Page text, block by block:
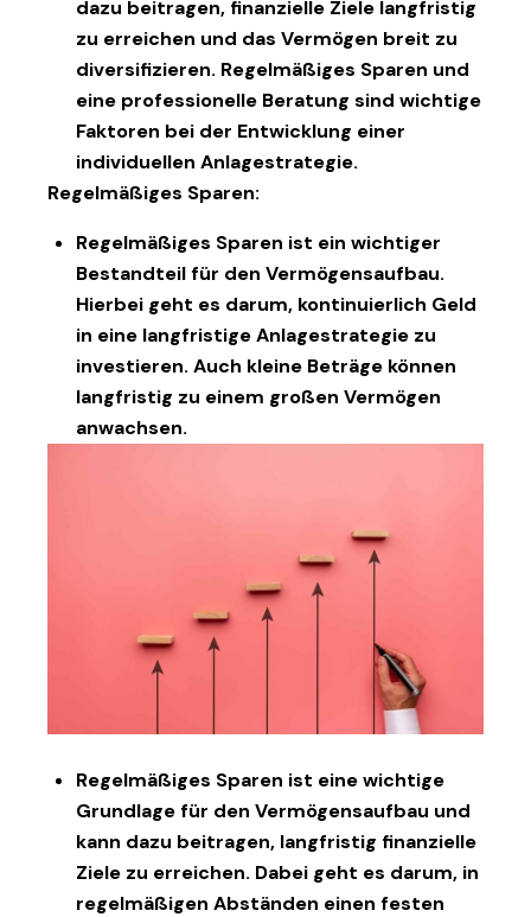
dazu beitragen, finanzielle Ziele langfristig
zu erreichen und das Vermögen breit zu
diversifizieren. Regelmäßiges Sparen und
eine professionelle Beratung sind wichtige
Faktoren bei der Entwicklung einer
individuellen Anlagestrategie.
Regelmäßiges Sparen:
Regelmäßiges Sparen ist ein wichtiger
Bestandteil für den Vermögensaufbau.
Hierbei geht es darum, kontinuierlich Geld
in eine langfristige Anlagestrategie zu
investieren. Auch kleine Beträge können
langfristig zu einem großen Vermögen
anwachsen.
Regelmäßiges Sparen ist eine wichtige
Grundlage für den Vermögensaufbau und
kann dazu beitragen, langfristig finanzielle
Ziele zu erreichen. Dabei geht es darum, in
regelmäßigen Abständen einen festen